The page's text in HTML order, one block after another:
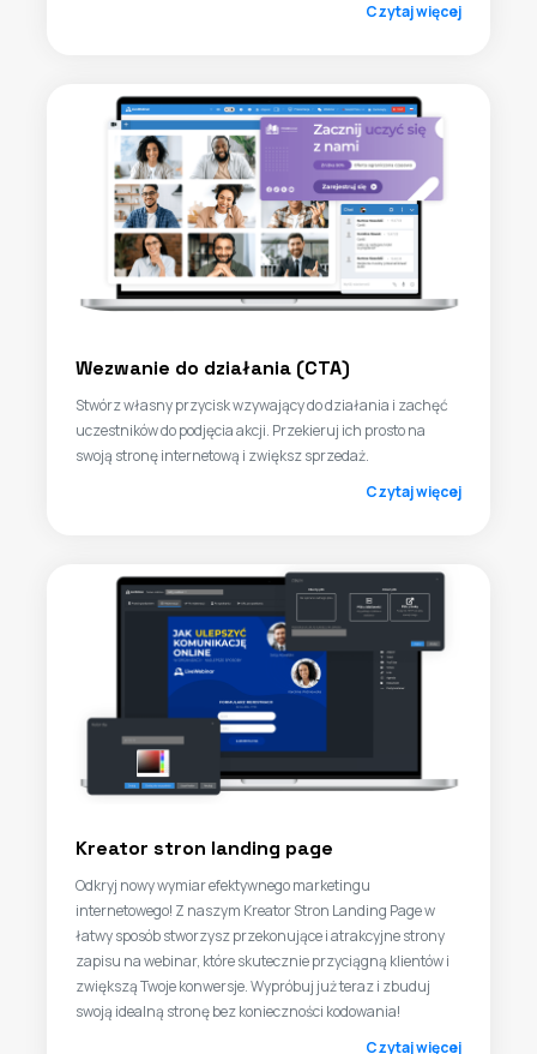
Czytaj więcej
Wezwanie do działania (CTA)
Stwórz własny przycisk wzywający do działania i zachęć
uczestników do podjęcia akcji. Przekieruj ich prosto na
swoją stronę internetową i zwiększ sprzedaż.
Czytaj więcej
Kreator stron landing page
Odkryj nowy wymiar efektywnego marketingu
internetowego! Z naszym Kreator Stron Landing Page w
łatwy sposób stworzysz przekonujące i atrakcyjne strony
zapisu na webinar, które skutecznie przyciągną klientów i
zwiększą Twoje konwersje. Wypróbuj już teraz i zbuduj
swoją idealną stronę bez konieczności kodowania!
Czytaj więcej